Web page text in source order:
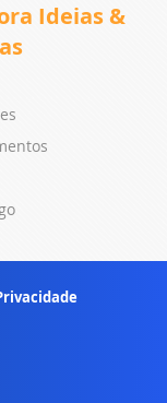
Ideias &